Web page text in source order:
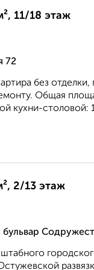
11/18 этаж
72
без отделки,
Общая
кухни-столовой:
2/13 этаж